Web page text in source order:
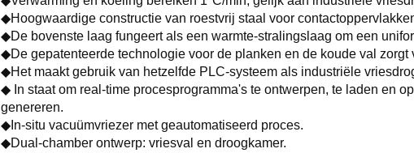
◆Hoogwaardige constructie van roestvrij staal voor
◆De bovenste laag fungeert als een warmte-stralingslaag om een
◆De gepatenteerde technologie voor de planken en de koude val
◆Het maakt gebruik van hetzelfde PLC-systeem als industriële
◆ In staat om real-time procesprogramma's te ontwerpen, te laden en
genereren.
◆In-situ vacuümvriezer met geautomatiseerd proces.
◆Dual-chamber ontwerp: vriesval en droogkamer.